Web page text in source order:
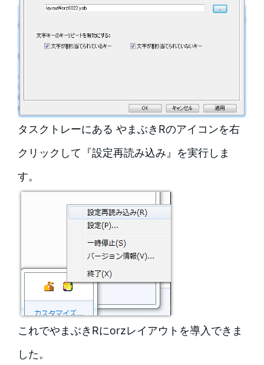
タスクトレーにある やまぶきRのアイコンを右
クリックして『設定再読み込み』を実行しま
す。
これでやまぶきRにorzレイアウトを導入できま
した。